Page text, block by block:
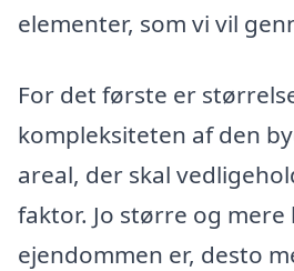
elementer, som vi vil
For det første er
kompleksiteten af den
areal, der skal
faktor. Jo større og
ejendommen er, desto